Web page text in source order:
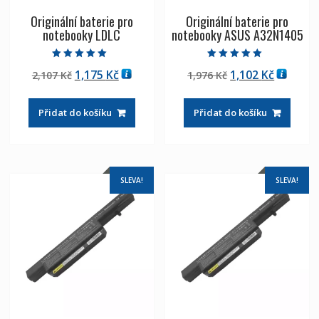
Originální baterie pro
notebooky LDLC
5.00
z 5
2,107Kč Původní
byla:
2,107 Kč
1,175 KčAktuální
je:
1,175 Kč
Přidat do košíku
Originální baterie pro
notebooky ASUS A32N1405
5.00
z 5
1,976Kč Původní
byla:
1,976 Kč
1,102 Kč
je:
1,102 Kč
Přidat do košíku
SLEVA! SLEVA!